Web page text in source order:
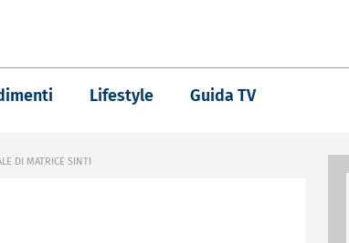
Lifestyle Guida TV
DI MATRICE SINTI